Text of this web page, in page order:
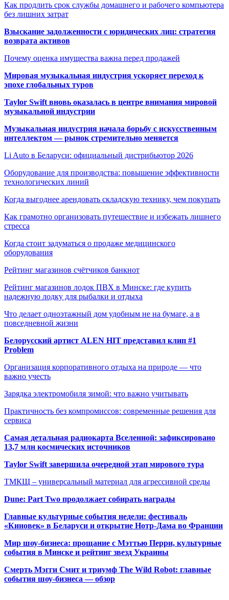
Как продлить срок службы домашнего и рабочего компьютера
без лишних затрат
Взыскание задолженности с юридических лиц: стратегия
возврата активов
Почему оценка имущества важна перед продажей
Мировая музыкальная индустрия ускоряет переход к
эпохе глобальных туров
Taylor Swift вновь оказалась в центре внимания мировой
музыкальной индустрии
Музыкальная индустрия начала борьбу с искусственным
интеллектом — рынок стремительно меняется
Li Auto в Беларуси: официальный дистрибьютор 2026
Оборудование для производства: повышение эффективности
технологических линий
Когда выгоднее арендовать складскую технику, чем покупать
Как грамотно организовать путешествие и избежать лишнего
стресса
Когда стоит задуматься о продаже медицинского
оборудования
Рейтинг магазинов счётчиков банкнот
Рейтинг магазинов лодок ПВХ в Минске: где купить
надежную лодку для рыбалки и отдыха
Что делает одноэтажный дом удобным не на бумаге, а в
повседневной жизни
Белорусский артист ALEN HIT представил клип #1
Problem
Организация корпоративного отдыха на природе — что
важно учесть
Зарядка электромобиля зимой: что важно учитывать
Практичность без компромиссов: современные решения для
сервиса
Самая детальная радиокарта Вселенной: зафиксировано
13,7 млн космических источников
Taylor Swift завершила очередной этап мирового тура
ТМКЩ – универсальный материал для агрессивной среды
Dune: Part Two продолжает собирать награды
Главные культурные события недели: фестиваль
«Киновек» в Беларуси и открытие Нотр-Дама во Франции
Мир шоу-бизнеса: прощание с Мэттью Перри, культурные
события в Минске и рейтинг звезд Украины
Смерть Мэгги Смит и триумф The Wild Robot: главные
события шоу-бизнеса — обзор